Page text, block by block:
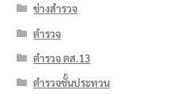
ช่างสำรวจ
ตำรวจ
ตำรวจ ตส.13
ตำรวจชั้นประทวน